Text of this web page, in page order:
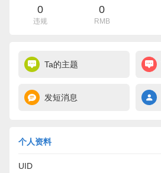
0
违规
0
RMB
Ta的主题
发短消息
个人资料
UID